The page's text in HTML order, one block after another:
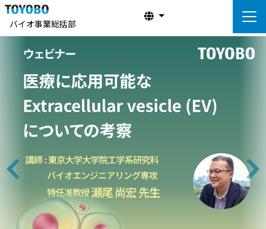
バイオ事業総括部
前へ 次